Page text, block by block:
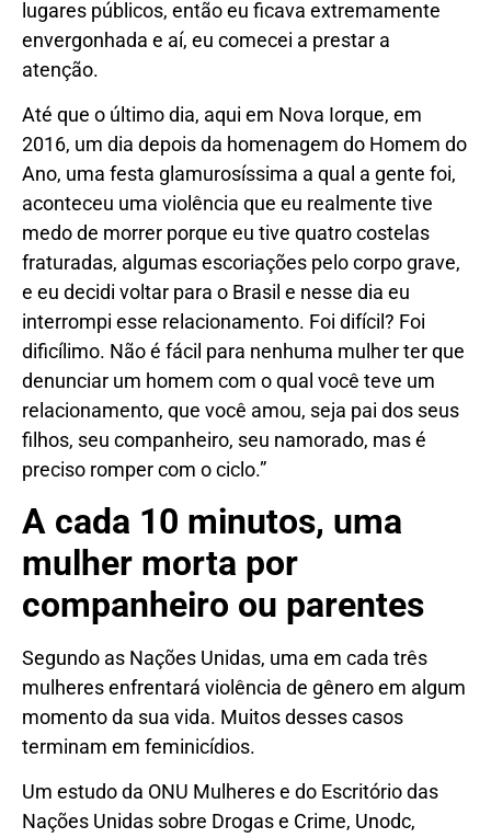
lugares públicos, então eu ficava extremamente
envergonhada e aí, eu comecei a prestar a
atenção.
Até que o último dia, aqui em Nova Iorque, em
2016, um dia depois da homenagem do Homem do
Ano, uma festa glamurosíssima a qual a gente foi,
aconteceu uma violência que eu realmente tive
medo de morrer porque eu tive quatro costelas
fraturadas, algumas escoriações pelo corpo grave,
e eu decidi voltar para o Brasil e nesse dia eu
interrompi esse relacionamento. Foi difícil? Foi
dificílimo. Não é fácil para nenhuma mulher ter que
denunciar um homem com o qual você teve um
relacionamento, que você amou, seja pai dos seus
filhos, seu companheiro, seu namorado, mas é
preciso romper com o ciclo.”
A cada 10 minutos, uma
mulher morta por
companheiro ou parentes
Segundo as Nações Unidas, uma em cada três
mulheres enfrentará violência de gênero em algum
momento da sua vida. Muitos desses casos
terminam em feminicídios.
Um estudo da ONU Mulheres e do Escritório das
Nações Unidas sobre Drogas e Crime, Unodc,